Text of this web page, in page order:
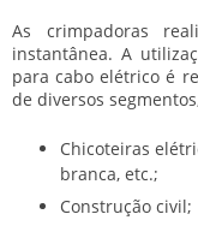
As crimpadoras
instantânea. A
para cabo elétrico é
de diversos
Chicoteiras
branca, etc.;
Construção civil;